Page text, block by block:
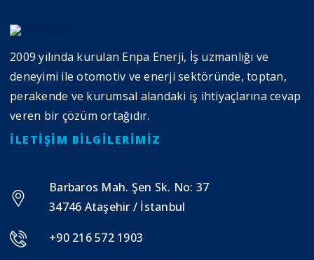
2009 yılında kurulan Enpa Enerji, İş uzmanlığı ve
deneyimi ile otomotiv ve enerji sektöründe, toptan,
perakende ve kurumsal alandaki iş ihtiyaçlarına cevap
veren bir çözüm ortağıdır.
İLETIŞIM BILGILERIMIZ
Barbaros Mah. Şen Sk. No: 37
34746 Ataşehir / İstanbul
+90 216 572 1903